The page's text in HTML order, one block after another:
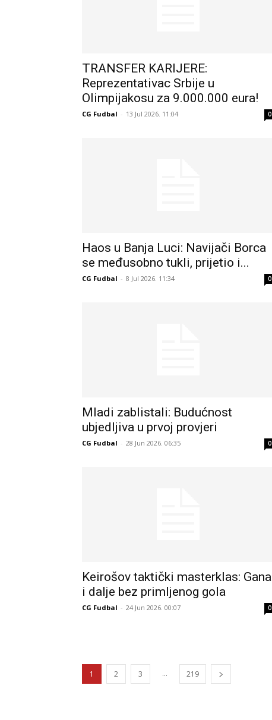
TRANSFER KARIJERE:
Reprezentativac Srbije u
Olimpijakosu za 9.000.000 eura!
CG Fudbal - 13 Jul 2026. 11:04 0
Haos u Banja Luci: Navijači Borca
se međusobno tukli, prijetio i...
CG Fudbal - 8 Jul 2026. 11:34 0
Mladi zablistali: Budućnost
ubjedljiva u prvoj provjeri
CG Fudbal - 28 Jun 2026. 06:35 0
Keirošov taktički masterklas: Gana
i dalje bez primljenog gola
CG Fudbal - 24 Jun 2026. 00:07 0
1 2 3 ... 219